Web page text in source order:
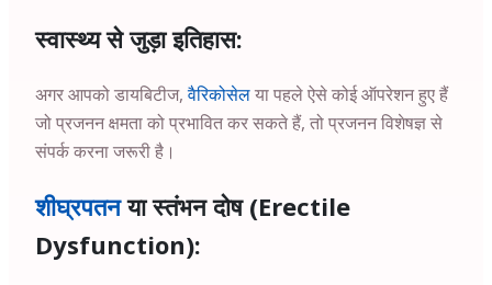
स्वास्थ्य से जुड़ा इतिहास:
अगर आपको डायबिटीज,वैरिकोसेलया पहले ऐसे कोई ऑपरेशन हुए हैं
जो प्रजनन क्षमता को प्रभावित कर सकते हैं, तो प्रजनन विशेषज्ञ से
संपर्क करना जरूरी है।
शीघ्रपतनया स्तंभन दोष (Erectile
Dysfunction):